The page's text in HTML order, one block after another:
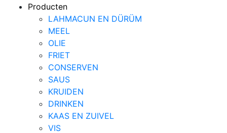
Producten
LAHMACUN EN DÜRÜM
MEEL
OLIE
FRIET
CONSERVEN
SAUS
KRUIDEN
DRINKEN
KAAS EN ZUIVEL
VIS